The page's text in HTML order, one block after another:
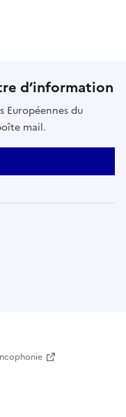
d’information
Européennes du
mail.